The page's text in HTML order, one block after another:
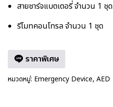
สายชาร์จแบตเตอรี่ จำนวน 1 ชุด
รีโมทคอนโทรล จำนวน 1 ชุด
ราคาพิเศษ
หมวดหมู่: Emergency Device, AED